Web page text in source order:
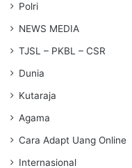
Polri
NEWS MEDIA
TJSL – PKBL – CSR
Dunia
Kutaraja
Agama
Cara Adapt Uang Online
Internasional